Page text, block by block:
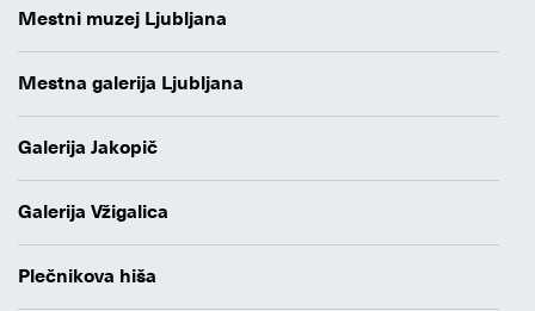
Mestni muzej Ljubljana
Mestna galerija Ljubljana
Galerija Jakopič
Galerija Vžigalica
Plečnikova hiša